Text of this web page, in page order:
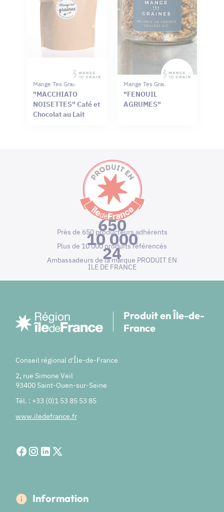
Mange Tes Graines
"MACCHIATO
NOISETTES" Café et
Chocolat au Lait
Mange Tes Graines
"FENOUIL
AGRUMES"
650
Près de 650 producteurs adhérents
10 000
Plus de 10 000 produits référencés
24
Ambassadeurs de la marque PRODUIT EN
ILE DE FRANCE
Produit en Île-de-
France
Conseil régional d'Île-de-France
2, rue Simone Veil
93400 Saint-Ouen-sur-Seine
Tél. : +33 (0)1 53 85 53 85
www.iledefrance.fr
Information